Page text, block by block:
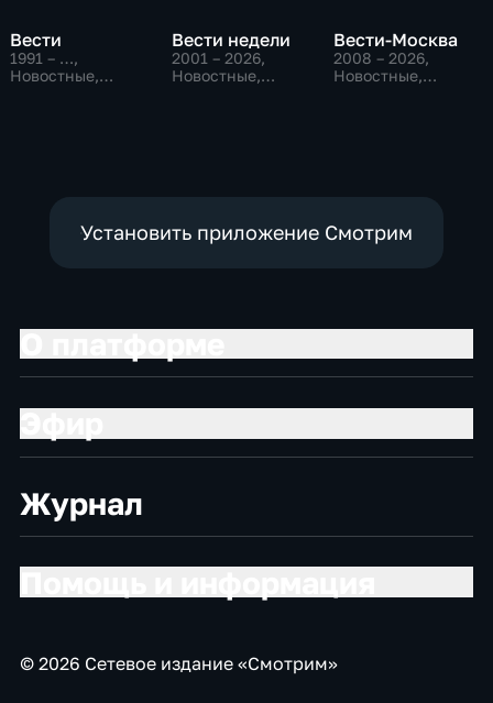
Вести
1991 – …,
Новостные,
Вести недели
2001 – 2026,
Новостные,
Вести-Москва
2008 – 2026,
Новостные,
Установить приложение Смотрим
Журнал
© 2026 Сетевое издание «Смотрим»